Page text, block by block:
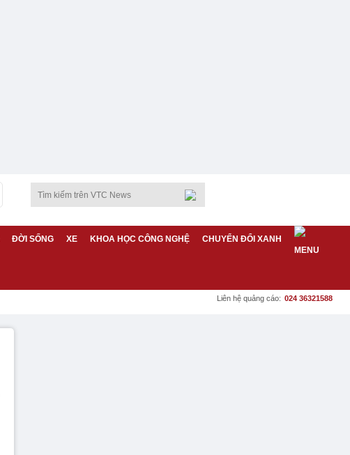
ĐỜI SỐNG XE KHOA HỌC CÔNG NGHỆ CHUYỂN ĐỔI XANH
Liên hệ quảng cáo: 024 36321588